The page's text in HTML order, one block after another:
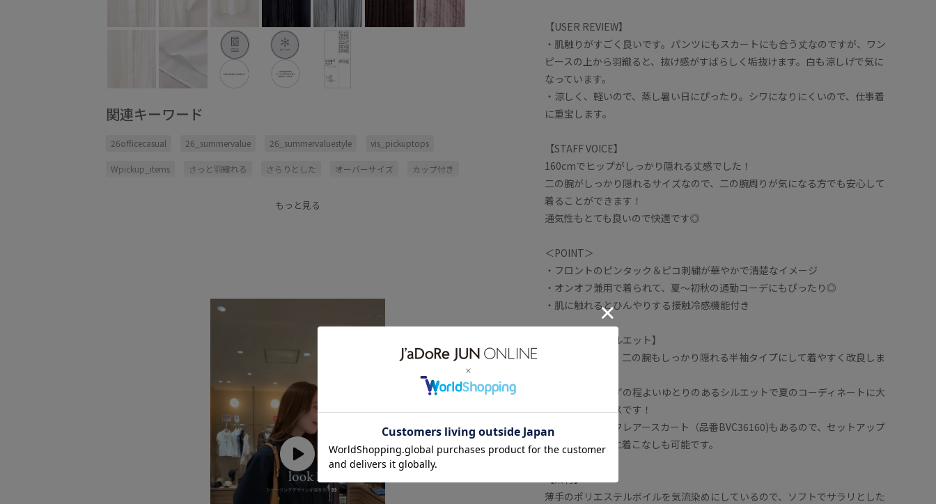
関連キーワード
26officecasual 26_summervalue 26_summervaluestyle vis_pickuptops
Wpickup_items さっと羽織れる さらりとした オーバーサイズ カップ付き
肌触りが良い 華やか 薄手 透け感 通気性
もっと見る
【USER REVIEW】
・肌触りがすごく良いです。パンツにもスカートにも合う丈なのですが、ワン
ピースの上から羽織ると、抜け感がすばらしく垢抜けます。白も涼しげで気に
なっています。
・涼しく、軽いので、蒸し暑い日にぴったり。シワになりにくいので、仕事着
に重宝します。
【STAFF VOICE】
160cmでヒップがしっかり隠れる丈感でした！
二の腕がしっかり隠れるサイズなので、二の腕周りが気になる方でも安心して
着ることができます！
通気性もとても良いので快適です◎
＜POINT＞
・フロントのピンタック＆ピコ刺繍が華やかで清楚なイメージ
・オンオフ兼用で着られて、夏〜初秋の通勤コーデにもぴったり◎
・肌に触れるとひんやりする接触冷感機能付き
【デザイン・シルエット】
今シーズンでは、二の腕もしっかり隠れる半袖タイプにして着やすく改良しま
肌につかず離れずの程よいゆとりのあるシルエットで夏のコーディネートに大
活躍するブラウスです！
また、同素材でフレアースカート（品番BVC36160)もあるので、セットアップ
でワンピース風に着こなしも可能です。
薄手のポリエステルボイルを気流染めにしているので、ソフトでサラリとした